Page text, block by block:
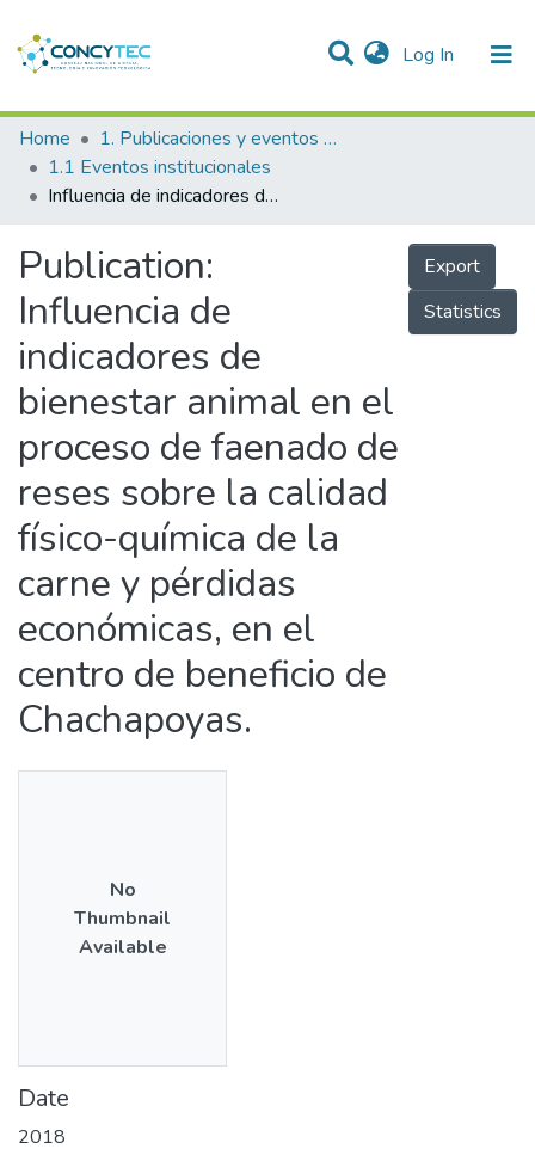
Log In (current)
Communities & Collections
Research Outputs
People
Statistics
Home
1. Publicaciones y eventos institucionales
1.1 Eventos institucionales
Influencia de indicadores de bienestar animal en el proceso de faenado de reses sobre la calidad físico-química de la carne y pérdidas económicas, en el centro de beneficio de Chachapoyas.
Publication:
Influencia de
indicadores de
bienestar animal en el
proceso de faenado de
reses sobre la calidad
físico-química de la
carne y pérdidas
económicas, en el
centro de beneficio de
Chachapoyas.
Export
Statistics
No
Thumbnail
Available
Date
2018